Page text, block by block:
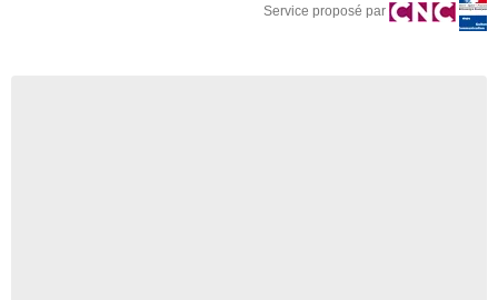
Service proposé par